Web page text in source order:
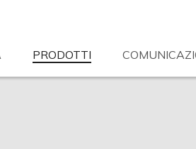
PRODOTTI